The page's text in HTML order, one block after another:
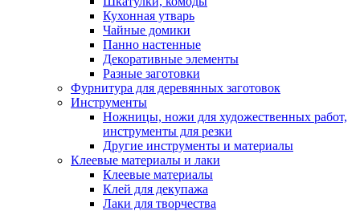
Кухонная утварь
Чайные домики
Панно настенные
Декоративные элементы
Разные заготовки
Фурнитура для деревянных заготовок
Инструменты
Ножницы, ножи для художественных работ,
инструменты для резки
Другие инструменты и материалы
Клеевые материалы и лаки
Клеевые материалы
Клей для декупажа
Лаки для творчества